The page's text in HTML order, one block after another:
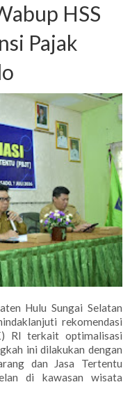
HSS
Pajak
Hulu Sungai Selatan
rekomendasi
RI terkait optimalisasi
ini dilakukan dengan
dan Jasa Tertentu
di kawasan wisata